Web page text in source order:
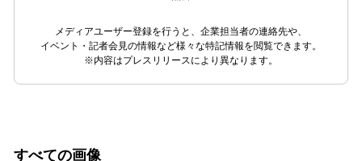
メディアユーザー登録を行うと、企業担当者の連絡先や、
イベント・記者会見の情報など様々な特記情報を閲覧できます。
※内容はプレスリリースにより異なります。
すべての画像